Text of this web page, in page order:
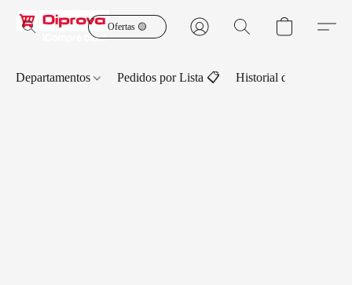
Ofertas 🟡
Departamentos Pedidos por Lista 📋 Historial de Pedidos